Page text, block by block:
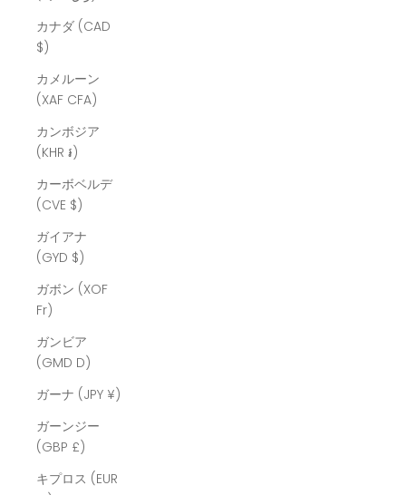
カナダ (CAD
$)
カメルーン
(XAF CFA)
カンボジア
(KHR ៛)
カーボベルデ
(CVE $)
ガイアナ
(GYD $)
ガボン (XOF
Fr)
ガンビア
(GMD D)
ガーナ (JPY ¥)
ガーンジー
(GBP £)
キプロス (EUR